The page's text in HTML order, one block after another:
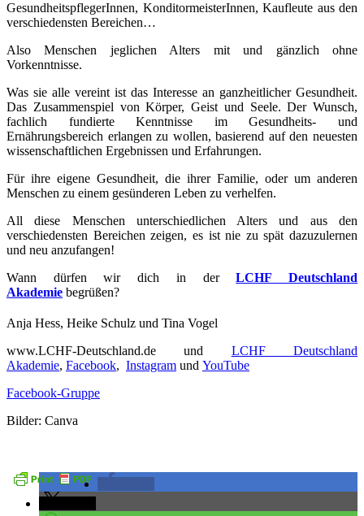
GesundheitspflegerInnen, KonditormeisterInnen, Kaufleute aus den
verschiedensten Bereichen…
Also Menschen jeglichen Alters mit und gänzlich ohne
Vorkenntnisse.
Was sie alle vereint ist das Interesse an ganzheitlicher Gesundheit.
Das Zusammenspiel von Körper, Geist und Seele. Der Wunsch,
fachlich fundierte Kenntnisse im Gesundheits- und
Ernährungsbereich erlangen zu wollen, basierend auf den neuesten
wissenschaftlichen Ergebnissen und Erfahrungen.
Für ihre eigene Gesundheit, die ihrer Familie, oder um anderen
Menschen zu einem gesünderen Leben zu verhelfen.
All diese Menschen unterschiedlichen Alters und aus den
verschiedensten Bereichen zeigen, es ist nie zu spät dazuzulernen
und neu anzufangen!
Wann dürfen wir dich in derLCHF Deutschland
Akademie begrüßen?
Anja Hess, Heike Schulz und Tina Vogel
www.LCHF-Deutschland.de und LCHF Deutschland
Akademie, Facebook, Instagram und YouTube
Facebook-Gruppe
Bilder: Canva